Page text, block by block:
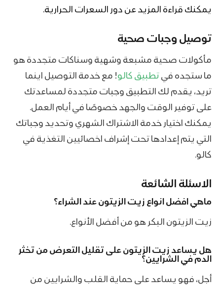
يمكنك قراءة المزيد عن دور السعرات الحرارية.
توصيل وجبات صحية
مأكولات صحية مشبعة وشهية وسناكات متجددة هو
ما ستجده فيتطبيق كالو! مع خدمة التوصيل اينما
تريد، يقدم لك التطبيق وجبات متجددة لمساعدتك
على توفير الوقت والجهد خصوصًا في أيام العمل.
يمكنك اختيار خدمة الاشتراك الشهري وتحديد وجباتك
التي يتم إعدادها تحت إشراف اخصائيين التغذية في
كالو.
الاسئلة الشائعة
ماهي افضل انواع زيت الزيتون عند الشراء؟
زيت الزيتون البكر هو من أفضل الأنواع.
هل يساعد زيت الزيتون على تقليل التعرض من تخثر
الدم في الشرايين؟
أجل، فهو يساعد على حماية القلب والشرايين من